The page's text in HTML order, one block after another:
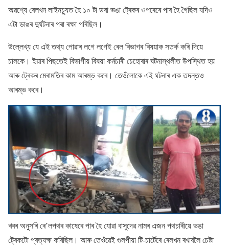
অৱশ্যে ৰেলখন লাইনচ্যুত হৈ ১০ টা ডবা ভঙা ট্ৰেকৰ ওপৰেৰে পাৰ হৈ গৈছিল যদিও
এটা ডাঙৰ দুৰ্ঘটনাৰ পৰা ৰক্ষা পৰিছিল।
উল্লেখ্য যে এই তথ্য পোৱাৰ লগে লগেই ৰেল বিভাগৰ বিষয়াক সতৰ্ক কৰি দিয়ে
চালকে। ইয়াৰ পিছতেই বিভাগীয় বিষয়া কৰ্মচাৰী চেহোৰাৰ ঘটনাস্থলীত উপস্থিত হয়
আৰু ট্ৰেকৰ মেৰামতিৰ কাম আৰম্ভ কৰে। তেওঁলোকে এই ঘটনাৰ এক তদন্তও
আৰম্ভ কৰে।
খবৰ অনুসৰি ৰে’লপথৰ কাষেৰে পাৰ হৈ যোৱা বাসুদেৱ নামৰ এজন পথচাৰীয়ে ভঙা
ট্ৰেকটো প্ৰত্যক্ষ কৰিছিল। আৰু তেওঁৱেই গুলপীয়া টি-চাৰ্টেৰে ৰেলখন ৰখাবলৈ চেষ্টা